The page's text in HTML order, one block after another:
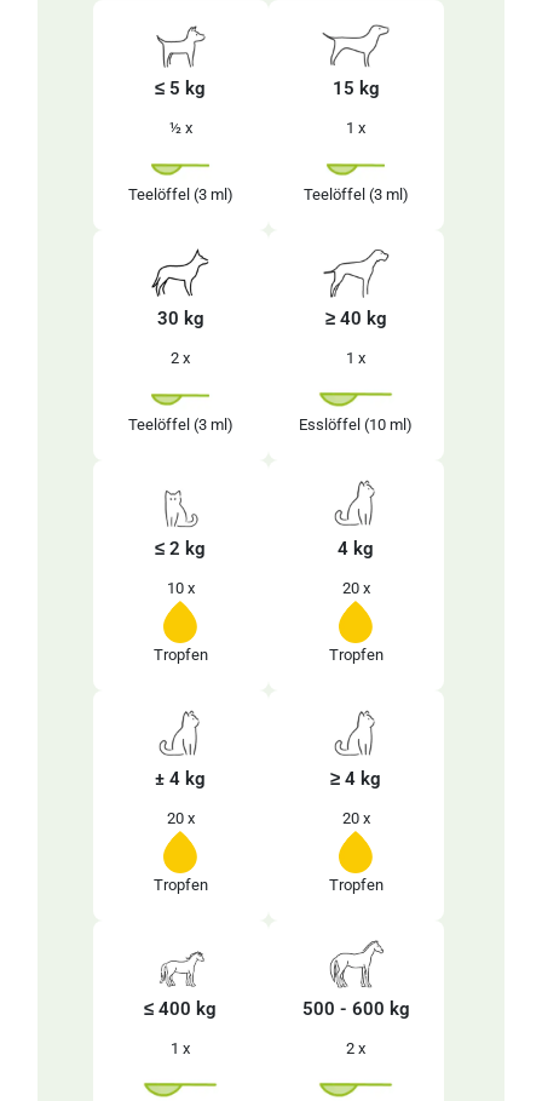
≤ 5 kg
½ x
Teelöffel (3 ml)
15 kg
1 x
Teelöffel (3 ml)
30 kg
2 x
Teelöffel (3 ml)
≥ 40 kg
1 x
Esslöffel (10 ml)
≤ 2 kg
10 x
Tropfen
4 kg
20 x
Tropfen
± 4 kg
20 x
Tropfen
≥ 4 kg
20 x
Tropfen
≤ 400 kg
1 x
500 - 600 kg
2 x